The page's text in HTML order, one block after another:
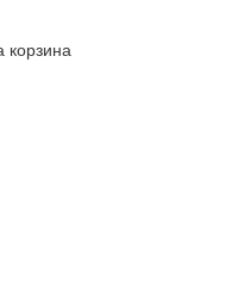
корзина